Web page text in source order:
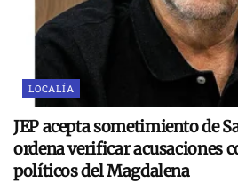
LOCALÍA
JEP acepta sometimiento de
ordena verificar acusaciones
políticos del Magdalena